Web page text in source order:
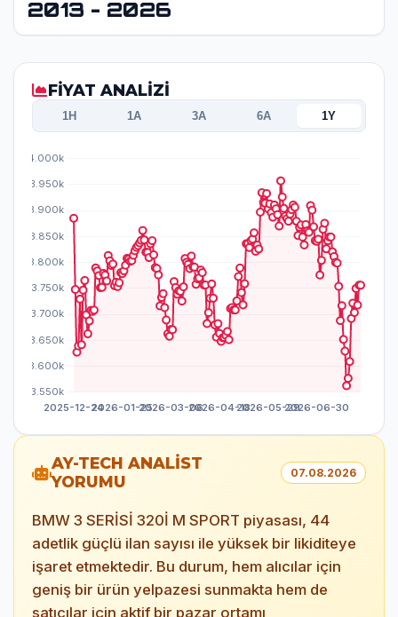
2013 - 2026
FİYAT ANALİZİ
1H 1A 3A 6A 1Y
AY-TECH ANALİST
YORUMU
07.08.2026
BMW 3 SERİSİ 320İ M SPORT piyasası, 44
adetlik güçlü ilan sayısı ile yüksek bir likiditeye
işaret etmektedir. Bu durum, hem alıcılar için
geniş bir ürün yelpazesi sunmakta hem de
satıcılar için aktif bir pazar ortamı